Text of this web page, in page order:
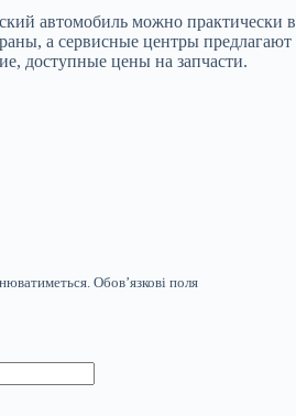
автомобиль можно практически в
а сервисные центры предлагают
доступные цены на запчасти.
Обов’язкові поля